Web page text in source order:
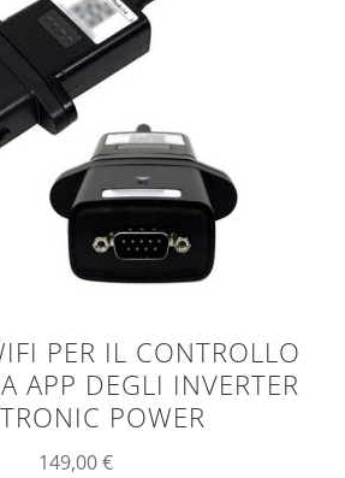
PER IL CONTROLLO
APP DEGLI INVERTER
POWER
149,00€